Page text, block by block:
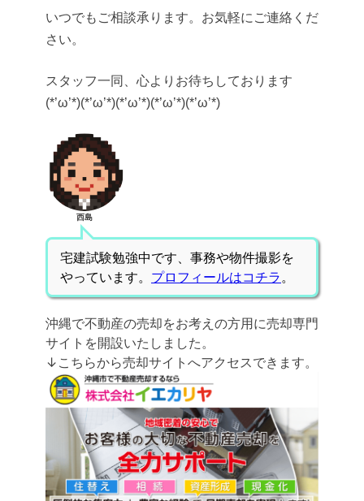
いつでもご相談承ります。お気軽にご連絡くだ
さい。
スタッフ一同、心よりお待ちしております
(*’ω’*)(*’ω’*)(*’ω’*)(*’ω’*)(*’ω’*)
西島
宅建試験勉強中です、事務や物件撮影を
やっています。 プロフィールはコチラ。
沖縄で不動産の売却をお考えの方用に売却専門
サイトを開設いたしました。
↓こちらから売却サイトへアクセスできます。